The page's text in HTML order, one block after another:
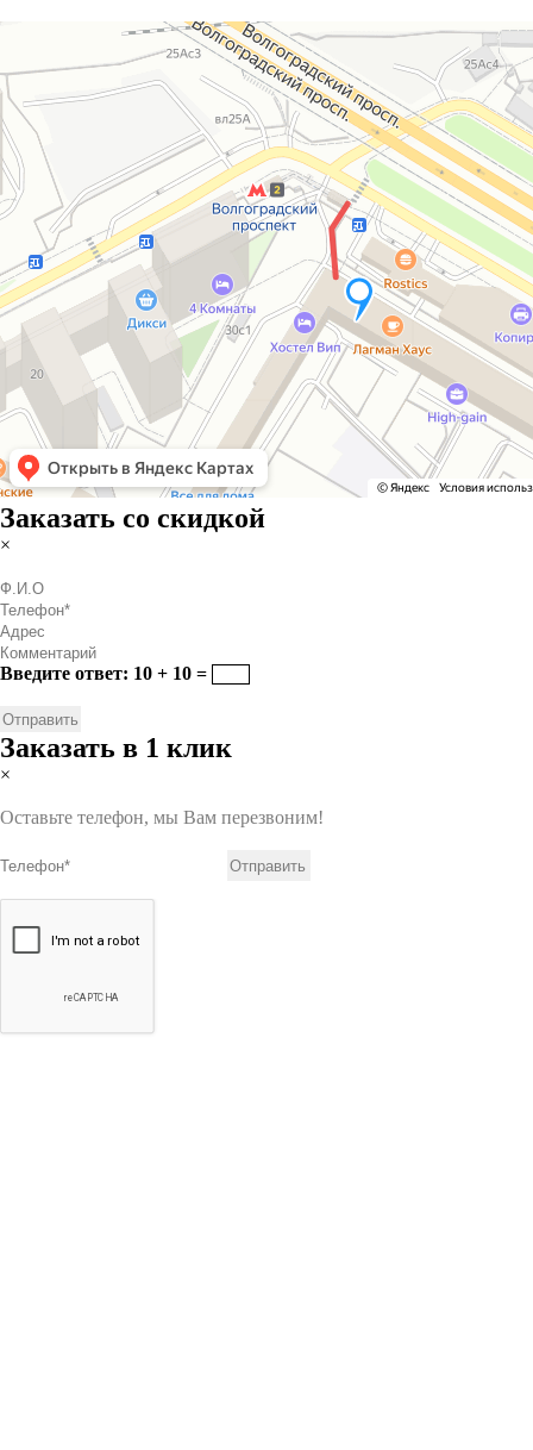
Заказать со скидкой
×
Введите ответ: 10 + 10 =
Заказать в 1 клик
×
Оставьте телефон, мы Вам перезвоним!